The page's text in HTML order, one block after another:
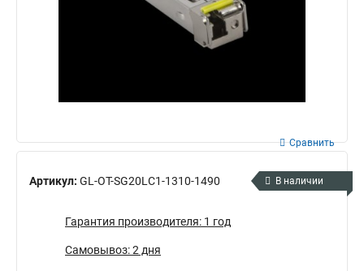
Артикул: GL-OT-SG20LC1-1310-1490
Сравнить
В наличии
Гарантия производителя: 1 год
Самовывоз: 2 дня